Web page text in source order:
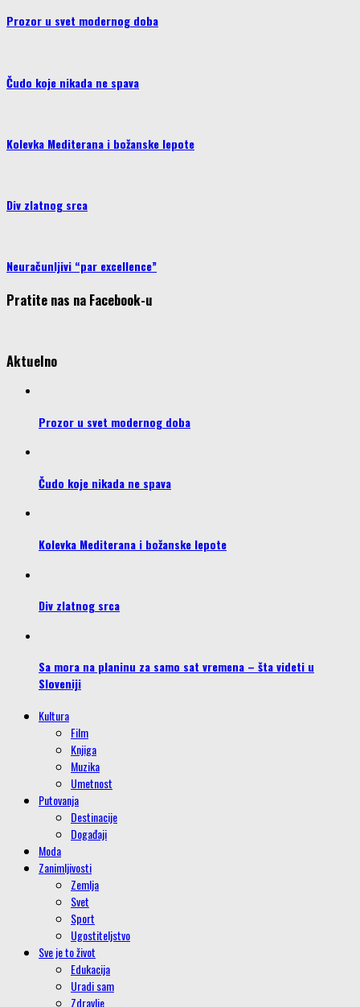
Prozor u svet modernog doba
Čudo koje nikada ne spava
Kolevka Mediterana i božanske lepote
Div zlatnog srca
Neuračunljivi “par excellence”
Pratite nas na Facebook-u
Aktuelno
Prozor u svet modernog doba
Čudo koje nikada ne spava
Kolevka Mediterana i božanske lepote
Div zlatnog srca
Sa mora na planinu za samo sat vremena – šta videti u
Sloveniji
Kultura
Film
Knjiga
Muzika
Umetnost
Putovanja
Destinacije
Događaji
Moda
Zanimljivosti
Zemlja
Svet
Sport
Ugostiteljstvo
Sve je to život
Edukacija
Uradi sam
Zdravlje